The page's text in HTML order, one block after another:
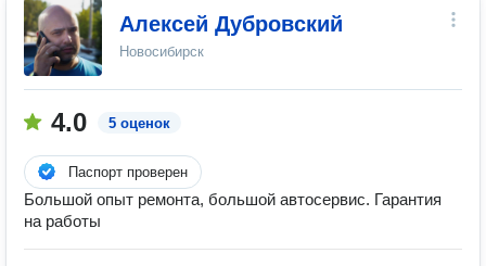
Алексей Дубровский
Новосибирск
4.0 5 оценок
Паспорт проверен
Большой опыт ремонта, большой автосервис. Гарантия
на работы